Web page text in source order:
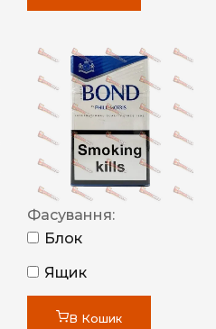
Фасування:
Блок
Ящик
В Кошик